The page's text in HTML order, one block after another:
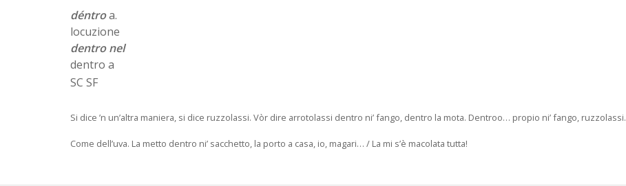
déntroa.
locuzione
dentro nel
dentro a
SC SF
Si dice ’n un’altra maniera, si dice ruzzolassi. Vòr dire arrotolassi dentro ni’ fango, dentro la mota. Dentroo… propio ni’ fango, ruzzolassi.
Come dell’uva. La metto dentro ni’ sacchetto, la porto a casa, io, magari… / La mi s’è macolata tutta!